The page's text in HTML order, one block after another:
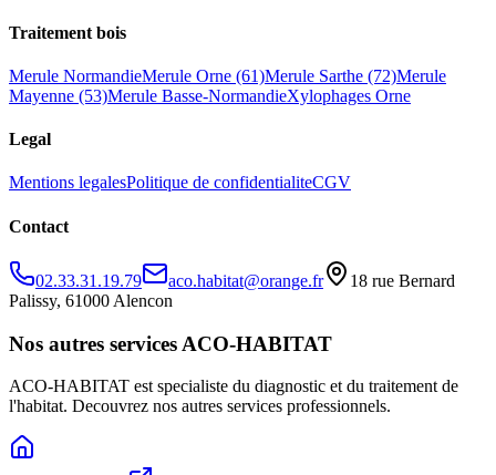
Traitement bois
Merule NormandieMerule Orne (61)Merule Sarthe (72)Merule
Mayenne (53)Merule Basse-NormandieXylophages Orne
Legal
Mentions legalesPolitique de confidentialiteCGV
Contact
02.33.31.19.79 aco.habitat@orange.fr
18 rue Bernard
Palissy, 61000 Alencon
Nos autres services ACO-HABITAT
ACO-HABITAT est specialiste du diagnostic et du traitement de
l'habitat. Decouvrez nos autres services professionnels.